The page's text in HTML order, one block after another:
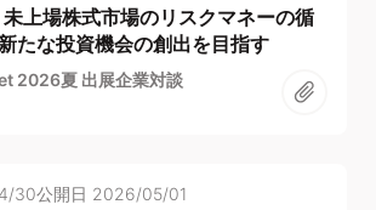
上場株式市場のリスクマネーの循
たな投資機会の創出を目指す
2026夏 出展企業対談
30公開日 2026/05/01